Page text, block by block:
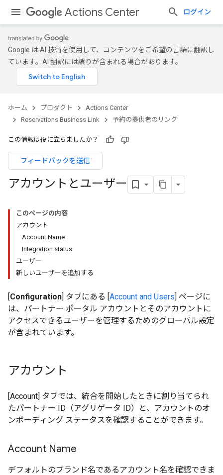
Actions Center ログイン
Google は AI 技術を使用して、コンテンツをご希望の言語に翻訳し
ています。AI 翻訳には誤りが含まれる場合があります。
ホーム プロダクト
Actions Center
Reservations Business Link
予約の提供者のリンク
この情報は役に立ちましたか？
フィードバックを送信
アカウントとユーザー
このページの内容
アカウント
Account Name
Integration status
ユーザー
新しいユーザーを追加する
[Configuration] タブにある [Account and Users] ページに
は、パートナー ポータル アカウントとそのアカウントに
アクセスできるユーザーを管理するためのグローバル設定
が含まれています。
アカウント
[Account] タブでは、統合を開始したときに割り当てられ
たパートナー ID（アグリゲータ ID）と、アカウントのオ
ンボーディング ステータスを確認することができます。
Account Name
デフォルトのブランド名であるアカウント名を確認できま